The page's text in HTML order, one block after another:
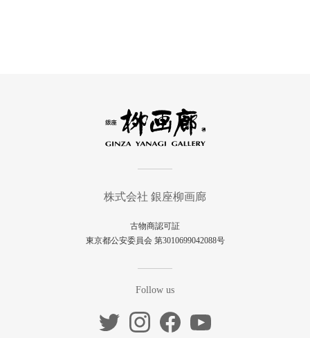
株式会社 銀座柳画廊
古物商認可証
東京都公安委員会 第3010699042088号
Follow us